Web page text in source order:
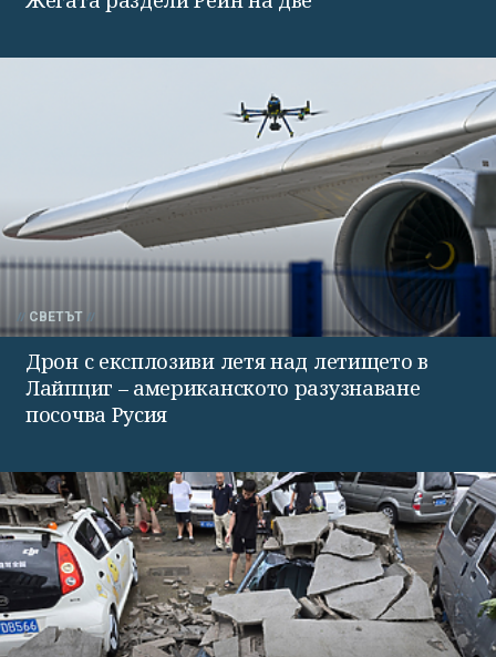
СВЕТЪТ
Дрон с експлозиви летя над летището в
Лайпциг – американското разузнаване
посочва Русия